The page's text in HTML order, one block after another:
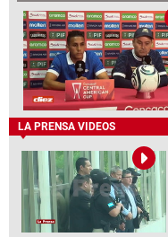
LA PRENSA VIDEOS